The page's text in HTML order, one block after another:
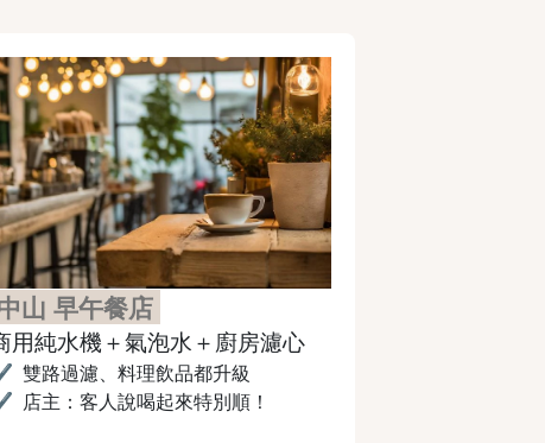
山 早午餐店
用純水機＋氣泡水＋廚房濾心
雙路過濾、料理飲品都升級
店主：客人說喝起來特別順！